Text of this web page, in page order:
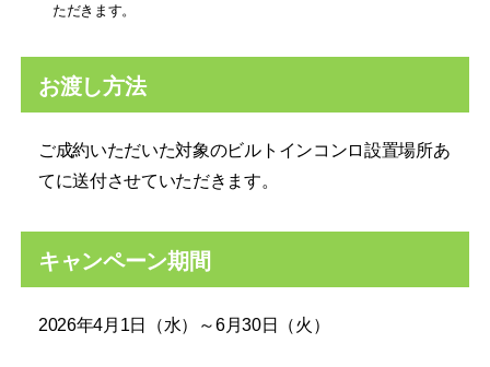
ただきます。
お渡し方法
ご成約いただいた対象のビルトインコンロ設置場所あ
てに送付させていただきます。
キャンペーン期間
2026年4月1日（水）～6月30日（火）